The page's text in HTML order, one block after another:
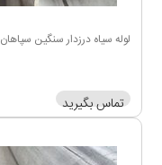
لوله سیاه درزدار سنگین سپاهان ۸ اینچ
تماس بگیرید